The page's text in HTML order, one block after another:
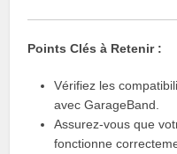
Points Clés à Retenir :
Vérifiez les
avec GarageBand.
Assurez-vous que
fonctionne